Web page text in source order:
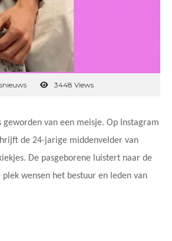
3448 Views
van een meisje. Op Instagram
de 24-jarige middenvelder van
De pasgeborene luistert naar de
wensen het bestuur en leden van